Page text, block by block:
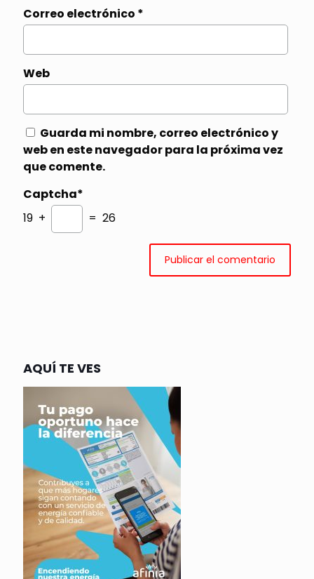
Correo electrónico *
Web
Guarda mi nombre, correo electrónico y
web en este navegador para la próxima vez
que comente.
Captcha*
19 +
= 26
AQUÍ TE VES